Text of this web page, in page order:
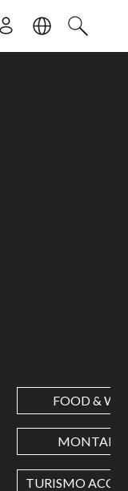
SUSCRÌBETE
IDIOMABUSCAR
FOOD &
TURISMO